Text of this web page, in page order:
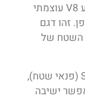
יש מנוע V8 עוצמתי
זהו דגם
השטח של
הוא רכב SUV (פנאי שטח),
ישיבה